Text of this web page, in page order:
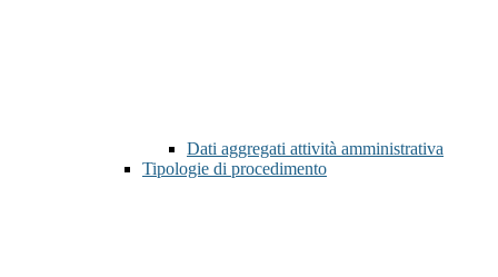
Dati aggregati attività amministrativa
Tipologie di procedimento